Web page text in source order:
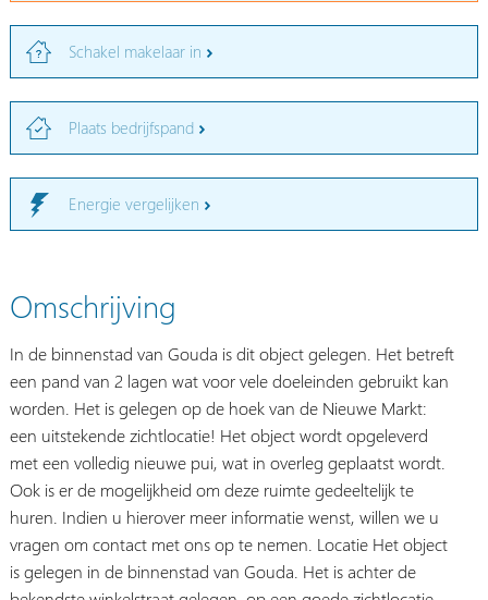
Schakel makelaar in
Plaats bedrijfspand
Energie vergelijken
Omschrijving
In de binnenstad van Gouda is dit object gelegen. Het betreft
een pand van 2 lagen wat voor vele doeleinden gebruikt kan
worden. Het is gelegen op de hoek van de Nieuwe Markt:
een uitstekende zichtlocatie! Het object wordt opgeleverd
met een volledig nieuwe pui, wat in overleg geplaatst wordt.
Ook is er de mogelijkheid om deze ruimte gedeeltelijk te
huren. Indien u hierover meer informatie wenst, willen we u
vragen om contact met ons op te nemen. Locatie Het object
is gelegen in de binnenstad van Gouda. Het is achter de